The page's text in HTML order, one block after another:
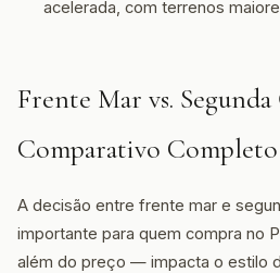
acelerada, com terrenos
Frente Mar vs. Segunda
Comparativo Completo
A decisão entre frente mar e
importante para quem compra no
além do preço — impacta o estilo